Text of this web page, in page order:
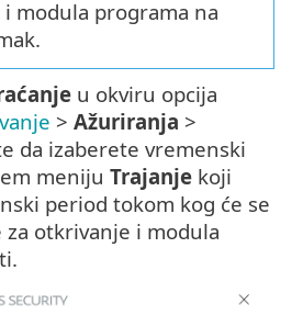
modula programa na
u okviru opcija
> Ažuriranja >
da izaberete vremenski
meniju Trajanje koji
period tokom kog će se
otkrivanje i modula